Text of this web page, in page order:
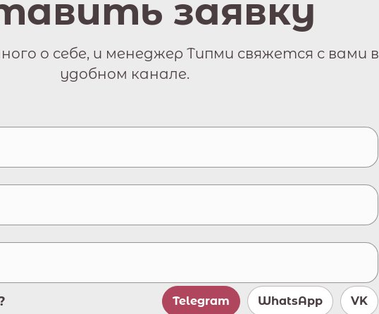
заявку
о себе, и менеджер Типми свяжется с вами в
удобном канале.
Telegram WhatsApp VK